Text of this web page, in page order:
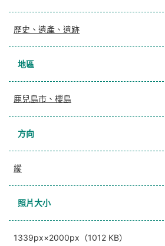
歷史、遺產、遺跡
地區
鹿兒島市、櫻島
方向
縱
照片大小
1339px×2000px（1012 KB）